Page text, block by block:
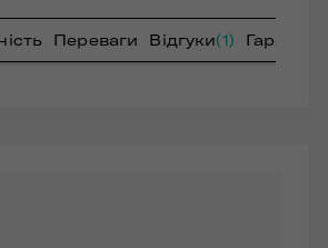
Переваги Відгуки(1) Гарантія